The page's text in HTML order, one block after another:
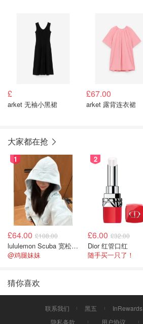
£
arket 无袖小黑裙
£67.00
arket 露背连衣裙
大家都在抢
1
£64.00 £108.00
lululemon Scuba 宽松半拉链卫衣
@鸡腿妹妹
2
£6.00 £32.00
Dior 红管口红
随手买一只了！
猜你喜欢
联系我们 黑五 InRewards
隐私条款
用户协议